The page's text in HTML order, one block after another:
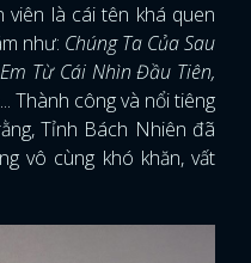
là cái tên khá quen
như: Chúng Ta Của Sau
Từ Cái Nhìn Đầu Tiên,
... Thành công và nổi tiêng
Tỉnh Bách Nhiên đã
vô cùng khó khăn, vất